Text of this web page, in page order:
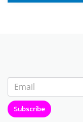
Subscribe